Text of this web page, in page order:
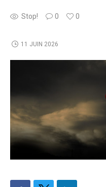
Stop! 0 0
11 JUIN 2026